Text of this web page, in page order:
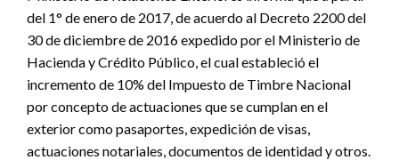
del 1° de enero de 2017, de acuerdo al Decreto 2200 del
30 de diciembre de 2016 expedido por el Ministerio de
Hacienda y Crédito Público, el cual estableció el
incremento de 10% del Impuesto de Timbre Nacional
por concepto de actuaciones que se cumplan en el
exterior como pasaportes, expedición de visas,
actuaciones notariales, documentos de identidad y otros.